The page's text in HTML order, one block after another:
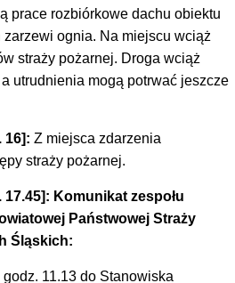
prace rozbiórkowe dachu obiektu
ognia. Na miejscu wciąż
straży pożarnej. Droga wciąż
utrudnienia mogą potrwać jeszcze
16]: Z miejsca zdarzenia
straży pożarnej.
Komunikat zespołu
Państwowej Straży
Śląskich:
11.13 do Stanowiska